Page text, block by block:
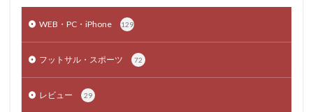
WEB・PC・iPhone 129
フットサル・スポーツ 72
レビュー 29